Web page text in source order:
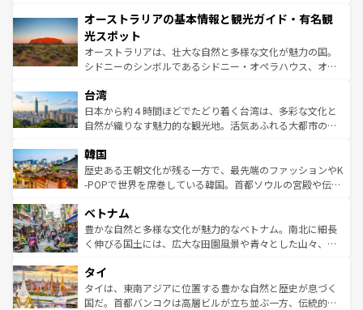
文化が魅力。旅行者はアメリカの各地域で異なる魅力を楽
しみながら、その多様性と豊かな歴史を感じることができ
るだろう。車でのロードトリップや列車の旅も、アメリカ
ならではの贅沢な旅のスタイルだ。 なお、新着のアメリカ
情報は コンテンツ一覧 を参照してほしい。
ワイ島は見逃せない。また、定番の観光地といえばオアフ
島だが、静かな自然を求めるならマウイ島やカウアイ島が
おすすめ。エメラルドグリーンに輝く海をはじめ、豊かな
文化や歴史が息づいている。「アロハスピリット」と呼ば
人々、おいしいローカルフードやハワイアンミュージッ
ク、伝統的なフラダンスなど、すべてがハワイの魅力を彩
っている。訪れるたびに新しい発見と感動が待っているハ
はコンテンツ一覧
オーストラリアの基本情報と観光ガイド・有名観
光スポット
オーストラリアは、壮大な自然と多様な文化が魅力の国。
シドニーのシンボルであるシドニー・オペラハウス、オー
リアリーフや大陸中央部にそびえるウルル（エアーズロッ
ク）、タスマニアの美しい原生林やケアンズの熱帯雨林な
ど、見どころがたくさん。また、カフェやワイン、オージ
いる。アクティビティも充実しており、サーフィンやダイ
ビング、ハイキングなど、アウトドア好きにはたまらな
い。オーストラリアの多彩な魅力を存分に味わいつくそ
参照してほしい。
台湾
日本から約４時間ほどでたどり着く台湾は、多彩な文化と
自然が織りなす魅力的な観光地。活気あふれる大都市の台
ン）、静ひつな山岳地帯である台湾東部など、都市の喧騒
と山間の静けさが共存しており、訪れる人に新しい発見と
驚きをもたらしてくれる。また、奥深い台湾の食文化も魅
容にもいいと評判のスイーツなど、バラエティ豊かな料理
が味わえる。 なお、新着の台湾情報は コンテンツ一覧を参
照してほしい。
韓国
歴史ある王朝文化が残る一方で、最先端のファッションやK
-POPで世界を席巻している韓国。首都ソウルの宮殿や伝統
き、地方に足を延ばせば四季折々の自然美を楽しむことが
できる。そして、キムチや焼肉、絶品のストリートフード
まで、さまざまな韓国料理が待っている。夜には、韓国な
リティに包まれながら、韓国の多彩な魅力を心ゆくまで味
わってみてほしい。 なお、新着の韓国情報はコンテンツ一
覧を参照してほしい。
ベトナム
豊かな自然と多様な文化が魅力的なベトナム。南北に細長
く伸びる国土には、広大な田園風景や青々とした山々、世
急速な発展と共に伝統が息づく。ハノイの古い町並みやホ
ーチミン市のフランス統治時代の建物も、独特の雰囲気を
醸し出している。また、バラエティの豊かさとおいしさで
タイ
タイは、東南アジアに位置する豊かな自然と歴史が息づく
国だ。首都バンコクは高層ビルが立ち並ぶ一方、伝統的な